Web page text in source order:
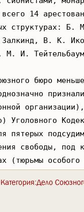
Категория:Дело